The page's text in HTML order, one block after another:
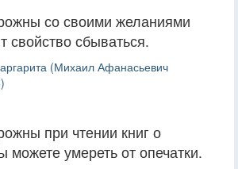
со своими желаниями
сбываться.
(Михаил Афанасьевич
при чтении книг о
можете умереть от опечатки.